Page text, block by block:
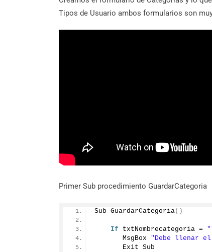
Tipos de Usuario ambos formularios son
Primer Sub procedimiento GuardarCategoria
Sub GuardarCategoria()
If txtNombrecategoria =
       MsgBox
"Debe llenar el
       Exit Sub